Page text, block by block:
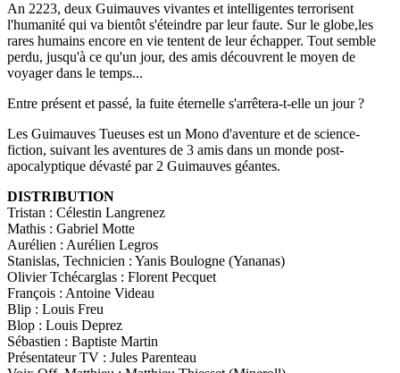
An 2223, deux Guimauves vivantes et intelligentes terrorisent
l'humanité qui va bientôt s'éteindre par leur faute. Sur le globe,les
rares humains encore en vie tentent de leur échapper. Tout semble
perdu, jusqu'à ce qu'un jour, des amis découvrent le moyen de
voyager dans le temps...
Entre présent et passé, la fuite éternelle s'arrêtera-t-elle un jour ?
Les Guimauves Tueuses est un Mono d'aventure et de science-
fiction, suivant les aventures de 3 amis dans un monde post-
apocalyptique dévasté par 2 Guimauves géantes.
DISTRIBUTION
Tristan : Célestin Langrenez
Mathis : Gabriel Motte
Aurélien : Aurélien Legros
Stanislas, Technicien : Yanis Boulogne (Yananas)
Olivier Tchécarglas : Florent Pecquet
François : Antoine Videau
Blip : Louis Freu
Blop : Louis Deprez
Sébastien : Baptiste Martin
Présentateur TV : Jules Parenteau